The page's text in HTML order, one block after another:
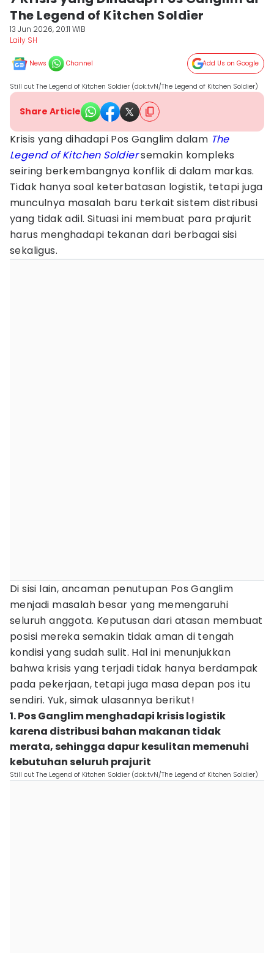
The Legend of Kitchen Soldier
13 Jun 2026, 20:11 WIB
Laily SH
News Channel Add Us on Google
Still cut The Legend of Kitchen Soldier (dok.tvN/The Legend of Kitchen Soldier)
Share Article
Krisis yang dihadapi Pos Ganglim dalam The
Legend of Kitchen Soldiersemakin kompleks
seiring berkembangnya konflik di dalam markas.
Tidak hanya soal keterbatasan logistik, tetapi juga
munculnya masalah baru terkait sistem distribusi
yang tidak adil. Situasi ini membuat para prajurit
harus menghadapi tekanan dari berbagai sisi
sekaligus.
Di sisi lain, ancaman penutupan Pos Ganglim
menjadi masalah besar yang memengaruhi
seluruh anggota. Keputusan dari atasan membuat
posisi mereka semakin tidak aman di tengah
kondisi yang sudah sulit. Hal ini menunjukkan
bahwa krisis yang terjadi tidak hanya berdampak
pada pekerjaan, tetapi juga masa depan pos itu
sendiri. Yuk, simak ulasannya berikut!
1. Pos Ganglim menghadapi krisis logistik
karena distribusi bahan makanan tidak
merata, sehingga dapur kesulitan memenuhi
kebutuhan seluruh prajurit
Still cut The Legend of Kitchen Soldier (dok.tvN/The Legend of Kitchen Soldier)